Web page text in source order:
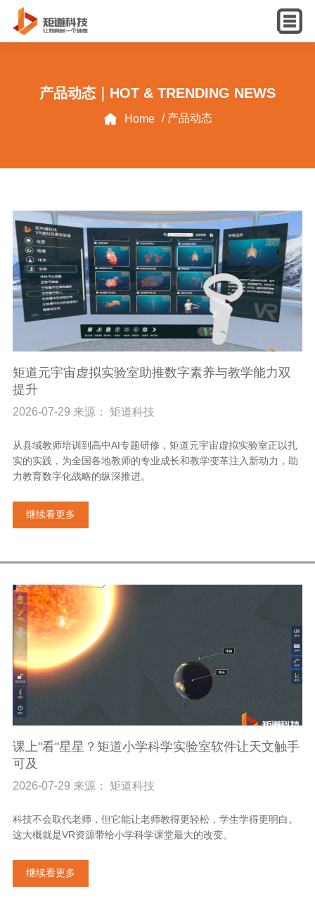
English
产品动态｜HOT & TRENDING NEWS
Home / 产品动态
矩道元宇宙虚拟实验室助推数字素养与教学能力双
提升
2026-07-29 来源： 矩道科技
从县域教师培训到高中AI专题研修，矩道元宇宙虚拟实验室正以扎
实的实践，为全国各地教师的专业成长和教学变革注入新动力，助
力教育数字化战略的纵深推进。
继续看更多
课上"看"星星？矩道小学科学实验室软件让天文触手
可及
2026-07-29 来源： 矩道科技
科技不会取代老师，但它能让老师教得更轻松，学生学得更明白。
这大概就是VR资源带给小学科学课堂最大的改变。
继续看更多